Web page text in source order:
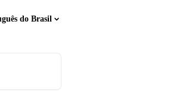
do Brasil